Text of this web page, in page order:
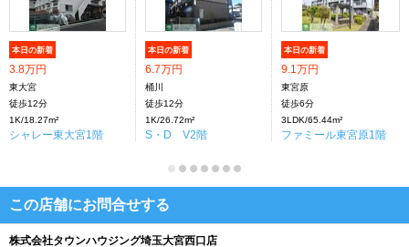
本日の新着
3.8万円
東大宮
徒歩12分
1K/18.27m²
シャレー東大宮1階
本日の新着
6.7万円
桶川
徒歩12分
1K/26.72m²
S・D V2階
本日の新着
9.1万円
東宮原
徒歩6分
3LDK/65.44m²
ファミール東宮原1階
この店舗にお問合せする
株式会社タウンハウジング埼玉大宮西口店